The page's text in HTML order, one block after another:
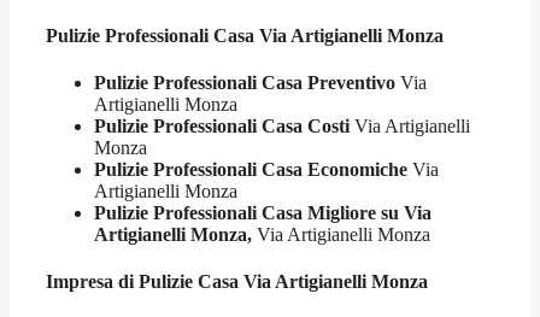
Pulizie Professionali Casa Via Artigianelli Monza
Pulizie Professionali Casa Preventivo Via
Artigianelli Monza
Pulizie Professionali Casa Costi Via Artigianelli
Monza
Pulizie Professionali Casa Economiche Via
Artigianelli Monza
Pulizie Professionali Casa Migliore su Via
Artigianelli Monza, Via Artigianelli Monza
Impresa di Pulizie Casa Via Artigianelli Monza